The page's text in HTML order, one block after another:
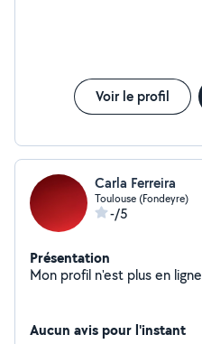
Voir le profil
Carla Ferreira
Toulouse (Fondeyre)
-/5
Présentation
Mon profil n'est plus en ligne
Aucun avis pour l'instant